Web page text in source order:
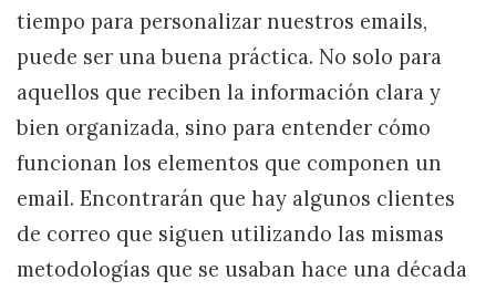
tiempo para personalizar nuestros emails,
puede ser una buena práctica. No solo para
aquellos que reciben la información clara y
bien organizada, sino para entender cómo
funcionan los elementos que componen un
email. Encontrarán que hay algunos clientes
de correo que siguen utilizando las mismas
metodologías que se usaban hace una década